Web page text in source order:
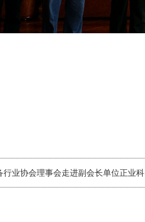
行业协会理事会走进副会长单位正业科